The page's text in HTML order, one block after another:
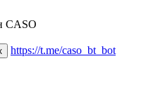
CASO
https://t.me/caso_bt_bot